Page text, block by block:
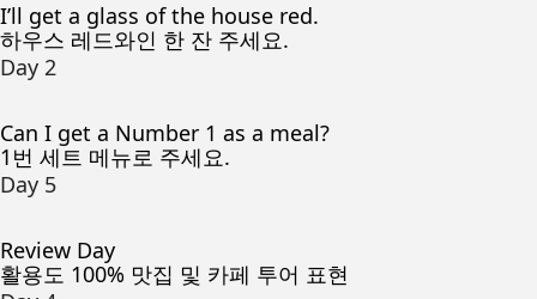
I’ll get a glass of the house red.
하우스 레드와인 한 잔 주세요.
Day 2
Can I get a Number 1 as a meal?
1번 세트 메뉴로 주세요.
Day 5
Review Day
활용도 100% 맛집 및 카페 투어 표현